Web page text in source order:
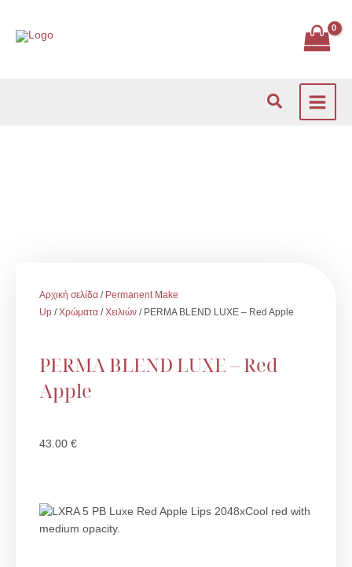
περιεχόμενο
Αναζήτηση
Αρχική σελίδα / Permanent Make
Up /Χρώματα /Χειλιών / PERMA BLEND LUXE – Red Apple
PERMA BLEND LUXE – Red
Apple
43.00 €
Cool red with
medium opacity.